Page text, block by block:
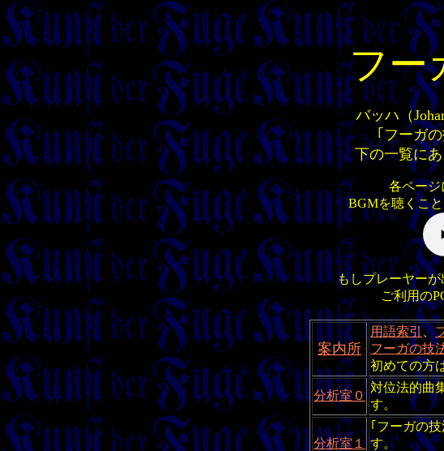
フー
バッハ（
｢フーガ
下の一覧に
各ページ
BGMを聴くこ
もしプレーヤー
ご利用の
案内所
用語索引、
フーガの技
初めての方
分析室０
対位法的曲
す。
分析室１
｢フーガの
す。